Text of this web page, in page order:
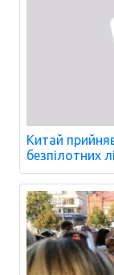
Китай
безпілотних